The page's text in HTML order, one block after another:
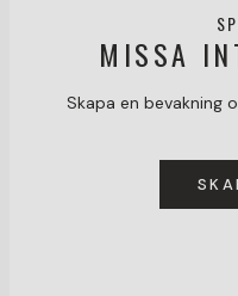
MISSA
Skapa en bevakning